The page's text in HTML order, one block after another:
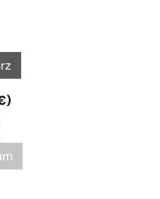
zurzeit nicht verfügbar.)
ist zurzeit nicht verfügbar.)
zurzeit nicht verfügbar.)
zurzeit nicht verfügbar.)